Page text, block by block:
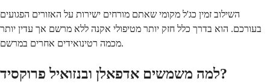
השילוב זמין כג'ל מקומי שאתם מורחים ישירות על האזורים הפגועים
בעורכם. הוא בדרך כלל חזק יותר מטיפולי אקנה ללא מרשם אך עדין יותר
מכמה רטינואידים אחרים במרשם.
למה משמשים אדפאלן ובנזואיל פרוקסיד?